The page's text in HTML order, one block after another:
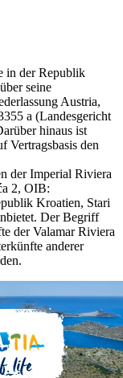
in der Republik
seine
Austria,
a (Landesgericht
hinaus ist
Vertragsbasis den
der Imperial Riviera
2, OIB:
Kroatien, Stari
Der Begriff
der Valamar Riviera
anderer